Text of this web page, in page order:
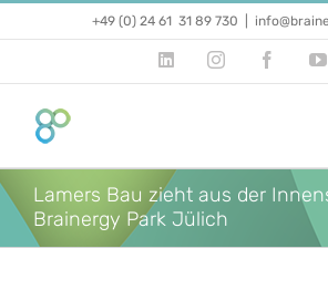
+49 (0) 24 61 31 89 730
LinkedInInstagram
Lamers Bau zieht aus der
Brainergy Park Jülich